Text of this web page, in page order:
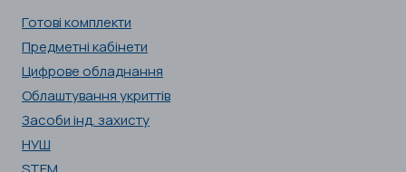
Готові комплекти
Предметні кабінети
Цифрове обладнання
Облаштування укриттів
Засоби інд. захисту
НУШ